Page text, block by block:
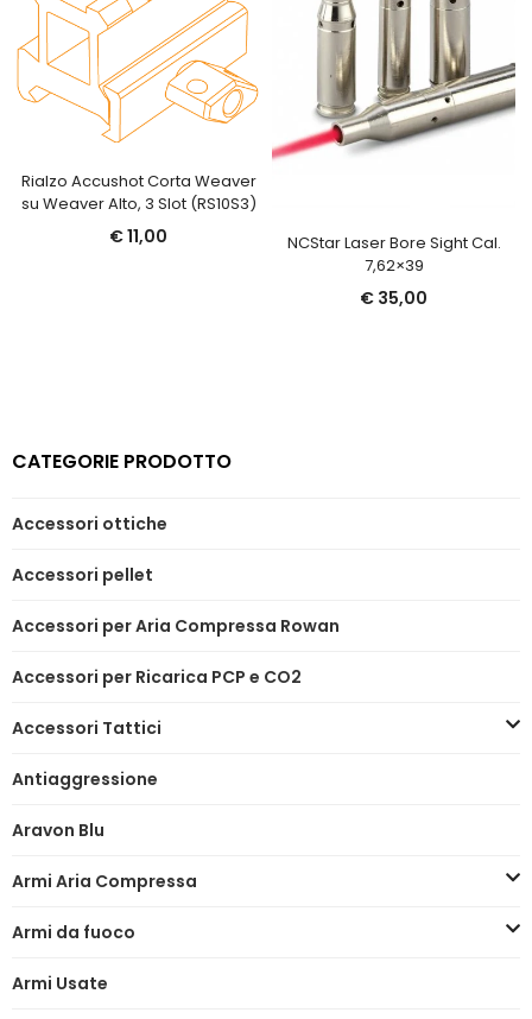
Rialzo Accushot Corta Weaver
su Weaver Alto, 3 Slot (RS10S3)
€11,00
NCStar Laser Bore Sight Cal.
7,62×39
€ 35,00
CATEGORIE PRODOTTO
Accessori ottiche
Accessori pellet
Accessori per Aria Compressa Rowan
Accessori per Ricarica PCP e CO2
Accessori Tattici
Antiaggressione
Aravon Blu
Armi Aria Compressa
Armi da fuoco
Armi Usate